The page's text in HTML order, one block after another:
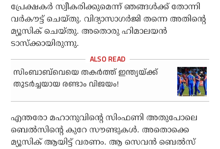
പ്രേക്ഷകർ സ്വീകരിക്കുമെന്ന് ഞങ്ങൾക്ക് തോന്നി
വർകൗട്ട് ചെയ്തു. വിദ്യാസാഗർജി തന്നെ അതിന്റെ
മ്യൂസിക് ചെയ്തു. അതൊരു ഹിമാലയൻ
ടാസ്ക്കായിരുന്നു.
സിംബാബ്‌വെയെ തകര്‍ത്ത് ഇന്ത്യയ്ക്ക്
തുടര്‍ച്ചയായ രണ്ടാം വിജയം!
എന്തരോ മഹാനുവിന്റെ സിംഫണി അതുപോലെ
ബെൽസിന്റെ കുറേ സൗണ്ടുകൾ. അതൊക്കെ
മ്യൂസിക് ആയിട്ട് വരണം. ആ സെവൻ ബെൽസ്